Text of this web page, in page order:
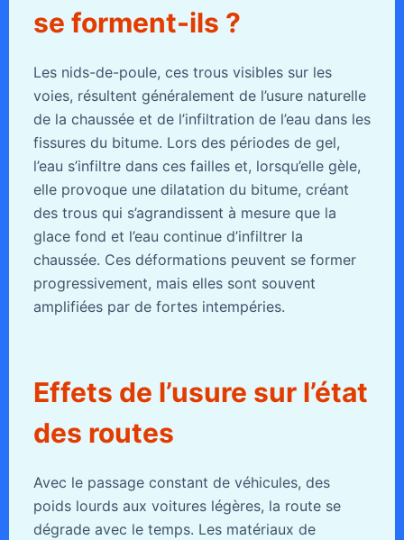
se forment-ils ?
Les nids-de-poule, ces trous visibles sur les
voies, résultent généralement de l’usure naturelle
de la chaussée et de l’infiltration de l’eau dans les
fissures du bitume. Lors des périodes de gel,
l’eau s’infiltre dans ces failles et, lorsqu’elle gèle,
elle provoque une dilatation du bitume, créant
des trous qui s’agrandissent à mesure que la
glace fond et l’eau continue d’infiltrer la
chaussée. Ces déformations peuvent se former
progressivement, mais elles sont souvent
amplifiées par de fortes intempéries.
Effets de l’usure sur l’état
des routes
Avec le passage constant de véhicules, des
poids lourds aux voitures légères, la route se
dégrade avec le temps. Les matériaux de